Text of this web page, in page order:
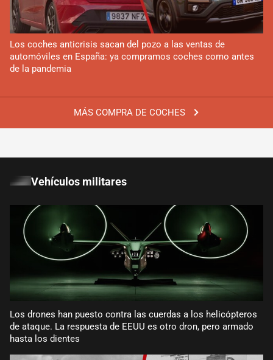
MÁS COMPRA DE COCHES
Los coches anticrisis sacan del pozo a las ventas de
automóviles en España: ya compramos coches como antes
de la pandemia
Vehículos militares
Los drones han puesto contra las cuerdas a los helicópteros
de ataque. La respuesta de EEUU es otro dron, pero armado
hasta los dientes